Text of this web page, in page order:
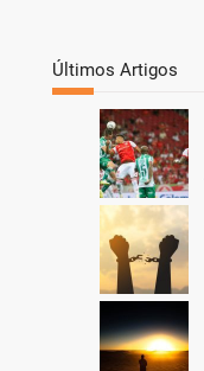
Últimos Artigos